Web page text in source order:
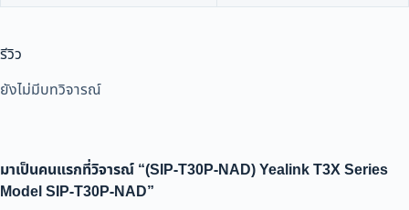
รีวิว
ยังไม่มีบทวิจารณ์
มาเป็นคนแรกที่วิจารณ์ “(SIP-T30P-NAD) Yealink T3X Series
Model SIP-T30P-NAD”